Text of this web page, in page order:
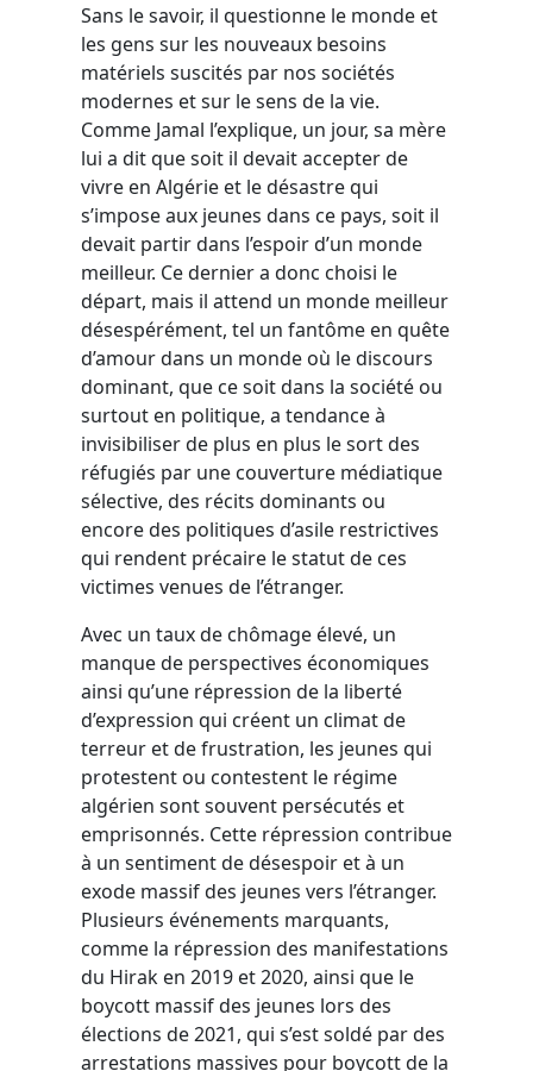
Sans le savoir, il questionne le monde et
les gens sur les nouveaux besoins
matériels suscités par nos sociétés
modernes et sur le sens de la vie.
Comme Jamal l’explique, un jour, sa mère
lui a dit que soit il devait accepter de
vivre en Algérie et le désastre qui
s’impose aux jeunes dans ce pays, soit il
devait partir dans l’espoir d’un monde
meilleur. Ce dernier a donc choisi le
départ, mais il attend un monde meilleur
désespérément, tel un fantôme en quête
d’amour dans un monde où le discours
dominant, que ce soit dans la société ou
surtout en politique, a tendance à
invisibiliser de plus en plus le sort des
réfugiés par une couverture médiatique
sélective, des récits dominants ou
encore des politiques d’asile restrictives
qui rendent précaire le statut de ces
victimes venues de l’étranger.
Avec un taux de chômage élevé, un
manque de perspectives économiques
ainsi qu’une répression de la liberté
d’expression qui créent un climat de
terreur et de frustration, les jeunes qui
protestent ou contestent le régime
algérien sont souvent persécutés et
emprisonnés. Cette répression contribue
à un sentiment de désespoir et à un
exode massif des jeunes vers l’étranger.
Plusieurs événements marquants,
comme la répression des manifestations
du Hirak en 2019 et 2020, ainsi que le
boycott massif des jeunes lors des
élections de 2021, qui s’est soldé par des
arrestations massives pour boycott de la